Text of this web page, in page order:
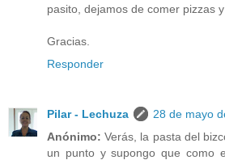
pasito, dejamos de comer pizzas
Gracias.
Responder
Pilar - Lechuza
28 de mayo
Anónimo: Verás, la pasta del
un punto y supongo que como